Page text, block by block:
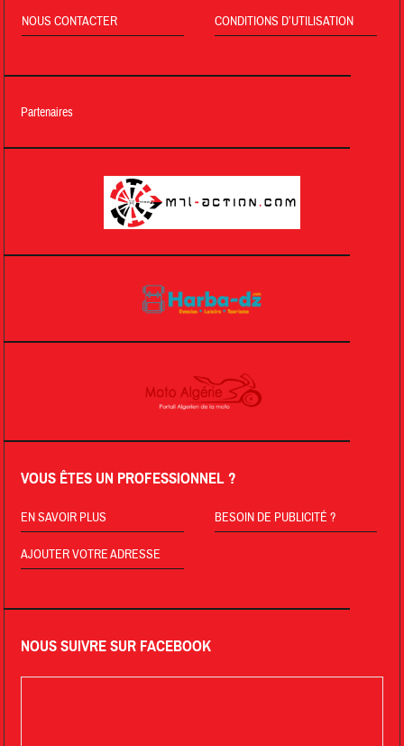
NOUS CONTACTER CONDITIONS D’UTILISATION
Partenaires
VOUS ÊTES UN PROFESSIONNEL ?
EN SAVOIR PLUS BESOIN DE PUBLICITÉ ?
AJOUTER VOTRE ADRESSE
NOUS SUIVRE SUR FACEBOOK